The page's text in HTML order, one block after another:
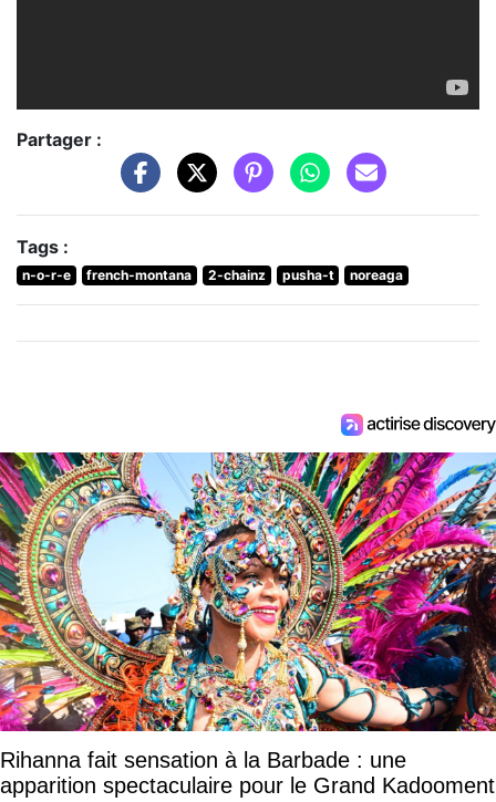
Partager :
Tags :
n-o-r-e french-montana 2-chainz pusha-t noreaga
Rihanna fait sensation à la Barbade : une
apparition spectaculaire pour le Grand Kadooment